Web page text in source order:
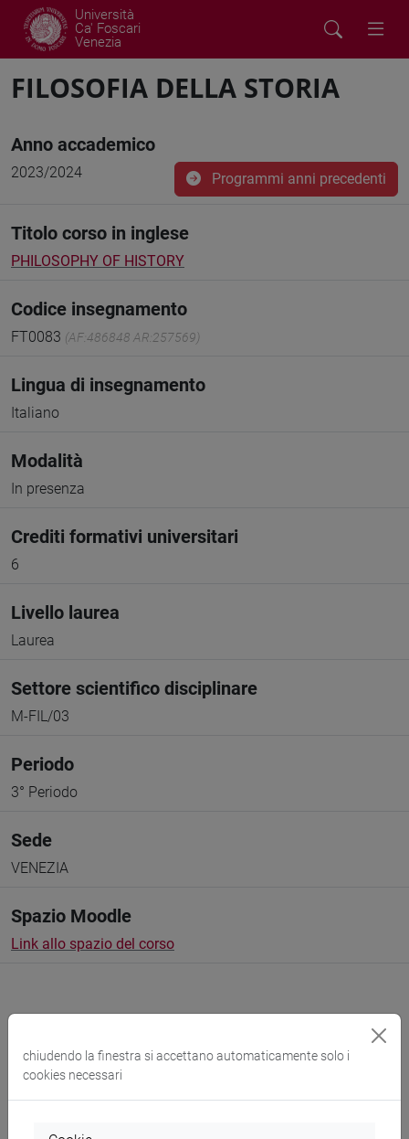
Università
Ca' Foscari
Venezia
FILOSOFIA DELLA STORIA
Anno accademico
2023/2024 Programmi anni precedenti
Titolo corso in inglese
PHILOSOPHY OF HISTORY
Codice insegnamento
FT0083 (AF:486848 AR:257569)
Lingua di insegnamento
Italiano
Modalità
In presenza
Crediti formativi universitari
6
Livello laurea
Laurea
Settore scientifico disciplinare
M-FIL/03
Periodo
3° Periodo
Sede
VENEZIA
Spazio Moodle
Link allo spazio del corso
Docenti e corsi di laurea
Programma
chiudendo la finestra si accettano automaticamente solo i
cookies necessari